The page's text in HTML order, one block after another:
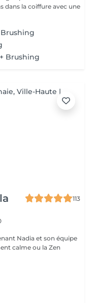
dans la coiffure avec une
Brushing
Brushing
113
équipe
calme ou la Zen